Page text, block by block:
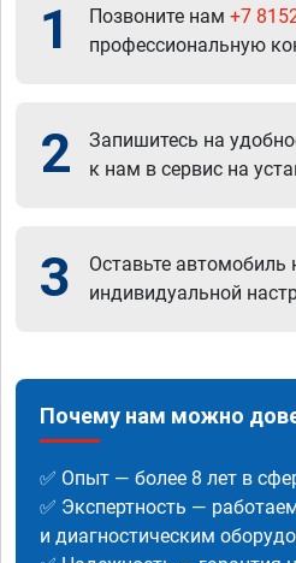
1 Позвоните нам +7
профессиональную
2
Запишитесь на
к нам в сервис на
3
Оставьте автомобиль
индивидуальной
Почему нам можно
✅ Опыт — более 8 лет в
✅ Экспертность —
и диагностическим